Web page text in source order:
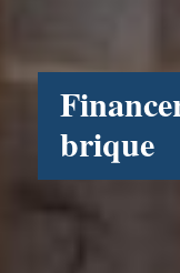
brique